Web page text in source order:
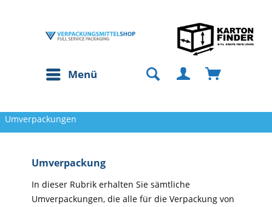
Menü
Umverpackungen
Umverpackung
In dieser Rubrik erhalten Sie sämtliche
Umverpackungen, die alle für die Verpackung von